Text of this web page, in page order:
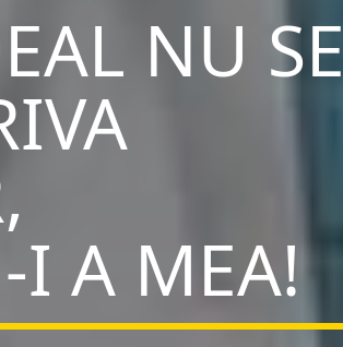
NU SE
I A MEA!